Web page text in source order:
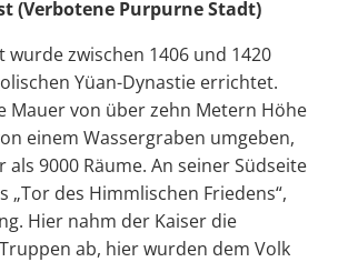
(Verbotene Purpurne Stadt)
wurde zwischen 1406 und 1420
Yüan-Dynastie errichtet.
Mauer von über zehn Metern Höhe
einem Wassergraben umgeben,
9000 Räume. An seiner Südseite
„Tor des Himmlischen Friedens“,
Hier nahm der Kaiser die
ab, hier wurden dem Volk